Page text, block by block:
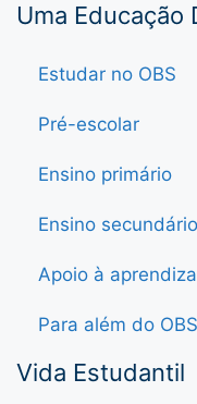
Uma Educação
Estudar no OBS
Pré-escolar
Ensino primário
Ensino secundário
Apoio à
Para além do OBS
Vida Estudantil